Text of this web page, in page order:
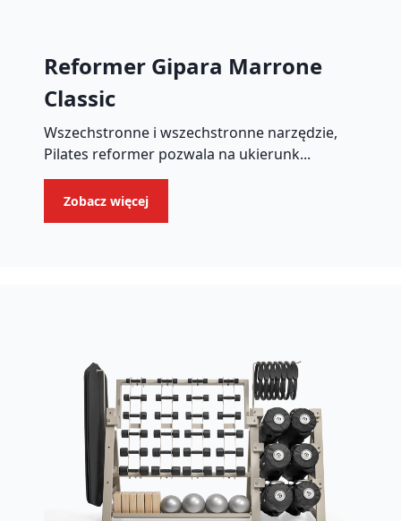
Reformer Gipara Marrone
Classic
Wszechstronne i wszechstronne narzędzie,
Pilates reformer pozwala na ukierunk...
Zobacz więcej